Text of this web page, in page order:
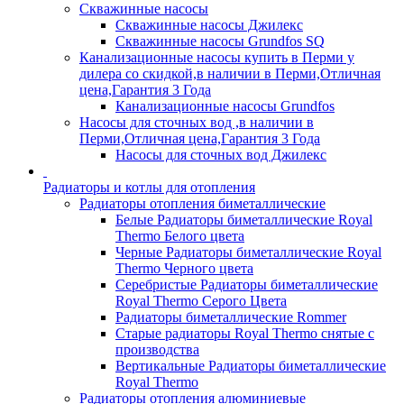
Скважинные насосы
Скважинные насосы Джилекс
Скважинные насосы Grundfos SQ
Канализационные насосы купить в Перми у
дилера со скидкой,в наличии в Перми,Отличная
цена,Гарантия 3 Года
Канализационные насосы Grundfos
Насосы для сточных вод ,в наличии в
Перми,Отличная цена,Гарантия 3 Года
Насосы для сточных вод Джилекс
Радиаторы и котлы для отопления
Радиаторы отопления биметаллические
Белые Радиаторы биметаллические Royal
Thermo Белого цвета
Черные Радиаторы биметаллические Royal
Thermo Черного цвета
Серебристые Радиаторы биметаллические
Royal Thermo Серого Цвета
Радиаторы биметаллические Rommer
Старые радиаторы Royal Thermo снятые с
производства
Вертикальные Радиаторы биметаллические
Royal Thermo
Радиаторы отопления алюминиевые